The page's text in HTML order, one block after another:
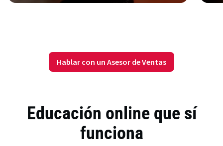
Hablar con un Asesor de Ventas
Educación online que sí
funciona